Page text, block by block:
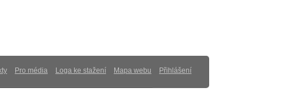
Pro média Loga ke stažení Mapa webu Přihlášení